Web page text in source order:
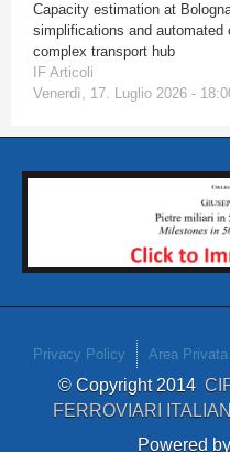
Capacity estimation at
simplifications and automated
complex transport hub
IF Articoli
Venerdì, 17. Luglio 2026 -
Privacy Policy Area Privata
© Copyright 2014
FERROVIARI
Powered by